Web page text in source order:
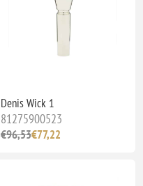
Denis Wick 1
81275900523
€96,53€77,22